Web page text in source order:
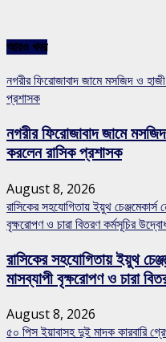
আরও খবর
নগরীর ফিরোজাবাদ জামে মসজিদ ও
প্রশাসক
নগরীর ফিরোজাবাদ জামে
করলেন রাসিক প্রশাসক
August 8, 2026
রাসিকের সহযোগিতায় ইয়ুথ চেঞ্জমেকার্স
বৃক্ষরোপণ ও চারা বিতরণ কর্মসূচির
রাসিকের সহযোগিতায় ইয়ুথ
মাসব্যাপী বৃক্ষরোপণ ও চারা
August 8, 2026
৫০ পিস ইয়াবাসহ দুই মাদক কারবারি